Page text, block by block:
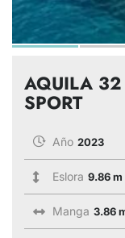
AQUILA 32
SPORT
Año 2023
Eslora 9.86 m
Manga 3.86